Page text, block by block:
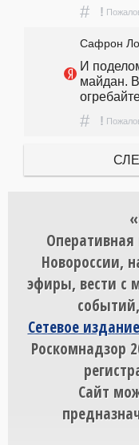
# !
Сафрон
И
майдан.
# !
Новороссии,
эфиры, вести с
Сетевое
Роскомнадзор
Сайт